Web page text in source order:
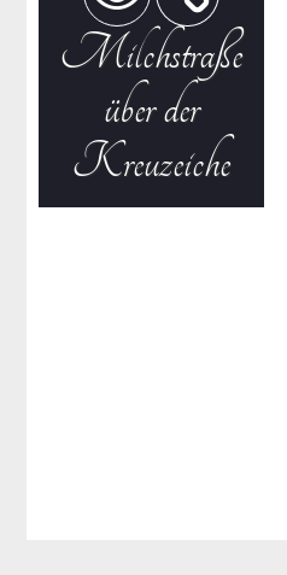
Milchstraße
über der
Kreuzeiche